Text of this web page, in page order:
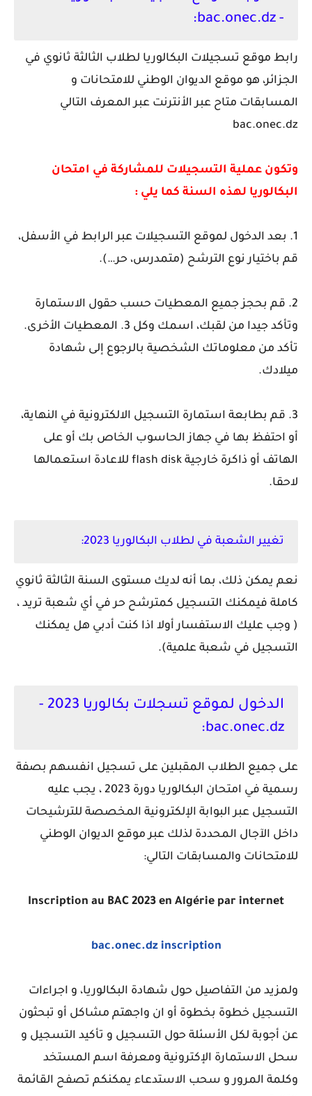
- bac.onec.dz:
رابط موقع تسجيلات البكالوريا لطلاب الثالثة ثانوي في
الجزائر، هو موقع الديوان الوطني للامتحانات و
المسابقات متاح عبر الأنترنت عبر المعرف التالي
bac.onec.dz
وتكون عملية التسجيلات للمشاركة في امتحان
البكالوريا لهذه السنة كما يلي :
1. بعد الدخول لموقع التسجيلات عبر الرابط في الأسفل،
قم باختيار نوع الترشح (متمدرس، حر…).
2. قم بحجز جميع المعطيات حسب حقول الاستمارة
وتأكد جيدا من لقبك، اسمك وكل 3. المعطيات الأخرى.
تأكد من معلوماتك الشخصية بالرجوع إلى شهادة
ميلادك.
3. قم بطابعة استمارة التسجيل الالكترونية في النهاية،
أو احتفظ بها في جهاز الحاسوب الخاص بك أو على
الهاتف أو ذاكرة خارجية flash disk للاعادة استعمالها
لاحقا.
تغيير الشعبة في لطلاب البكالوريا 2023:
نعم يمكن ذلك، بما أنه لديك مستوى السنة الثالثة ثانوي
كاملة فيمكنك التسجيل كمترشح حر في أي شعبة تريد ،
( وجب عليك الاستفسار أولا اذا كنت أدبي هل يمكنك
التسجيل في شعبة علمية).
الدخول لموقع تسجلات بكالوريا 2023 -
bac.onec.dz:
على جميع الطلاب المقبلين على تسجيل انفسهم بصفة
رسمية في امتحان البكالوريا دورة 2023 ، يجب عليه
التسجيل عبر البوابة الإلكترونية المخصصة للترشيحات
داخل الآجال المحددة لذلك عبر موقع الديوان الوطني
للامتحانات والمسابقات التالي:
Inscription au BAC 2023 en Algérie par internet
bac.onec.dz inscription
ولمزيد من التفاصيل حول شهادة البكالوريا، و اجراءات
التسجيل خطوة بخطوة أو ان واجهتم مشاكل أو تبحثون
عن أجوبة لكل الأسئلة حول التسجيل و تأكيد التسجيل و
سحل الاستمارة الإكترونية ومعرفة اسم المستخد
وكلمة المرور و سحب الاستدعاء يمكنكم تصفح القائمة